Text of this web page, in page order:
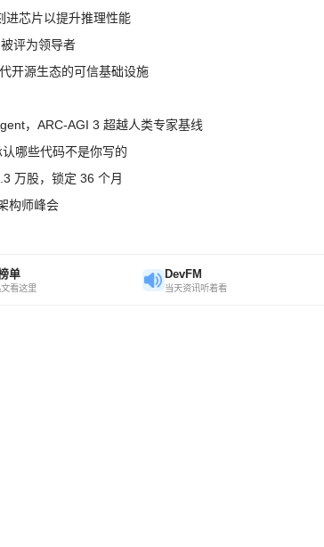
进芯片以提升推理性能
评为领导者
开源生态的可信基础设施
，ARC-AGI 3 超越人类专家基线
哪些代码不是你写的
万股，锁定 36 个月
构师峰会
单
看这里
DevFM
当天资讯听着看